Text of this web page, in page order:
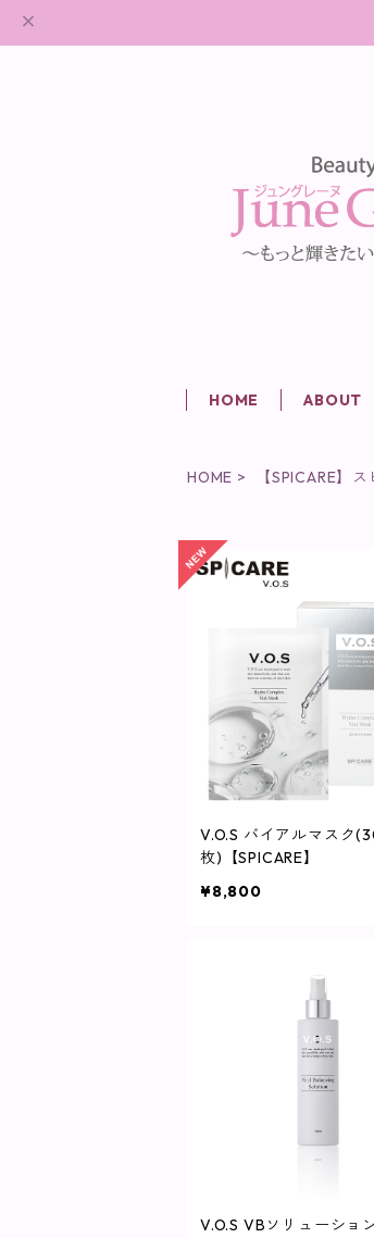
HOME ABOUT
HOME 【SPICARE】
V.O.S バイアルマスク
枚)【SPICARE】
¥8,800
V.O.S VBソリューショ